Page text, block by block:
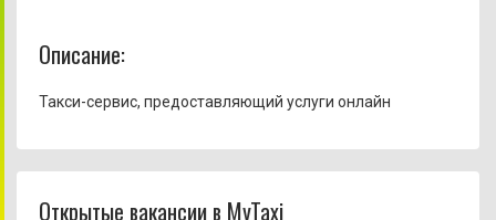
Описание:
Такси-сервис, предоставляющий услуги онлайн
Открытые вакансии в MyTaxi